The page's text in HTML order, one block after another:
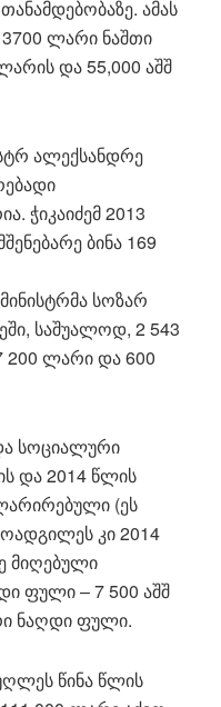
ამას
ლარი ნაშთი
და 55,000 აშშ
ალექსანდრე
ჭიკაიძემ 2013
ბინა 169
სოზარ
საშუალოდ, 2 543
200 ლარი და 600
სოციალური
და 2014 წლის
(ეს
კი 2014
მიღებული
ფული – 7 500 აშშ
ნაღდი ფული.
წინა წლის